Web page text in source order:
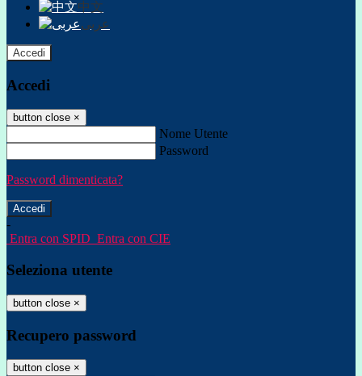
中文
عربى
Accedi
Accedi
button close ×
Nome Utente
Password
Password dimenticata?
-
Entra con SPID Entra con CIE
Seleziona utente
button close ×
Recupero password
button close ×